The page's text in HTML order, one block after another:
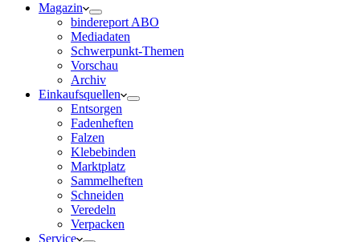
Magazin
bindereport ABO
Mediadaten
Schwerpunkt-Themen
Vorschau
Archiv
Einkaufsquellen
Entsorgen
Fadenheften
Falzen
Klebebinden
Marktplatz
Sammelheften
Schneiden
Veredeln
Verpacken
Service